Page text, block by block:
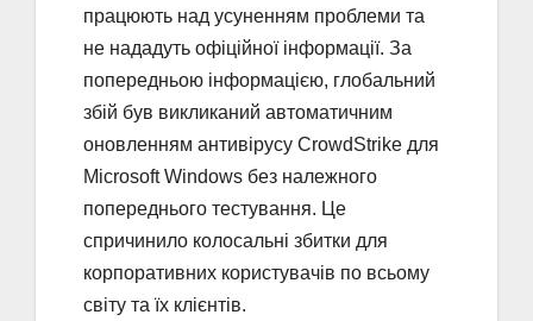
працюють над усуненням проблеми та
не нададуть офіційної інформації. За
попередньою інформацією, глобальний
збій був викликаний автоматичним
оновленням антивірусу CrowdStrike для
Microsoft Windows без належного
попереднього тестування. Це
спричинило колосальні збитки для
корпоративних користувачів по всьому
світу та їх клієнтів.